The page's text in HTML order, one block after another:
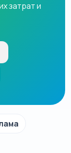
затрат и